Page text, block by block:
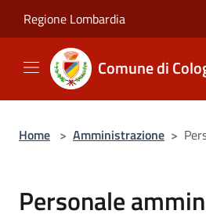
Regione Lombardia
Comune di
Home > Amministrazione >
Personale